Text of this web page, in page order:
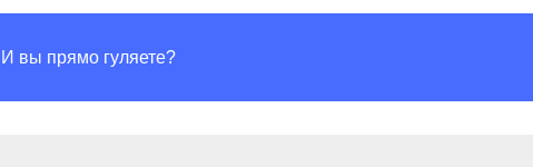
И вы прямо гуляете?